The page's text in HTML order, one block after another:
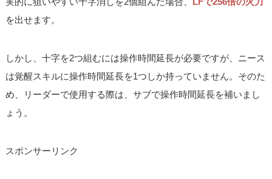
を出せます。
しかし、十字を2つ組むには操作時間延長が必要ですが、ニース
は覚醒スキルに操作時間延長を1つしか持っていません。そのた
め、リーダーで使用する際は、サブで操作時間延長を補いまし
ょう。
スポンサーリンク